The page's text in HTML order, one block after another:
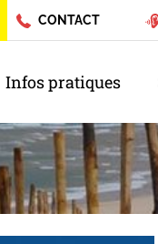
CONTACT
Infos pratiques